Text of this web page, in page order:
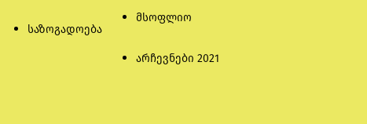
საზოგადოება
მსოფლიო
არჩევნები 2021